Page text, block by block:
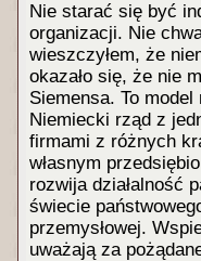
Nie starać się być
organizacji. Nie
wieszczyłem, że
okazało się, że nie
Siemensa. To
Niemiecki rząd z
firmami z różnych
własnym
rozwija działalność
świecie
przemysłowej.
uważają za